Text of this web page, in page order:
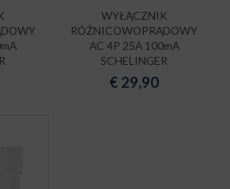
WYŁĄCZNIK
RÓŻNICOWOPRĄDOWY
AC 4P 25A 100mA
SCHELINGER
€ 29,90